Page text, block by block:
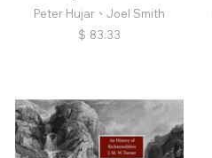
Peter Hujar、Joel Smith
$ 83.33